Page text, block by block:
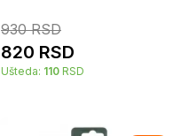
930RSD
820 RSD
Ušteda: 110 RSD